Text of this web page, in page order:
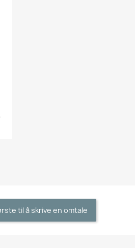
til å skrive en omtale